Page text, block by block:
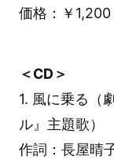
価格：￥1,200
＜CD＞
1. 風に乗る（
ル』主題歌）
作詞：長屋晴